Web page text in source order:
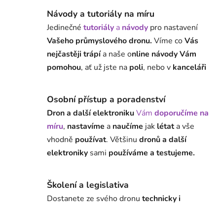
Návody a tutoriály na míru
Jedinečné tutoriály a návody pro nastavení
Vašeho průmyslového dronu. Víme coVás
nejčastěji trápía naše online návody Vám
pomohou, ať už jste na poli, nebo v kanceláři
Osobní přístup a poradenství
Dron a další elektronikuVám doporučíme na
míru, nastavíme a naučíme jak létata vše
vhodně používat. Většinu dronů a další
elektroniky sami používáme a testujeme.
Školení a legislativa
Dostanete ze svého dronu technicky i